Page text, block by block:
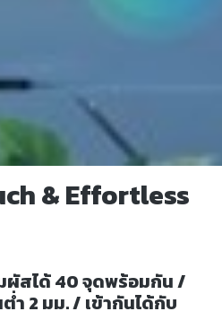
& Effortless
ผัสได้ 40 จุดพร้อมกัน /
2 มม. / เข้ากันได้กับ